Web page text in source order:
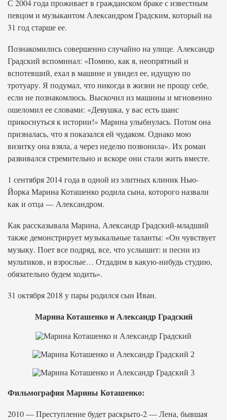
С 2004 года проживает в гражданском браке с известным
певцом и музыкантом Александром Градским, который на
31 год старше ее.
Познакомились совершенно случайно на улице. Александр
Градский вспоминал: «Помню, как я, неопрятный и
вспотевший, ехал в машине и увидел ее, идущую по
тротуару. Я подумал, что никогда в жизни не прощу себе,
если не познакомлюсь. Выскочил из машины и мгновенно
ошеломил ее словами: «Девушка, у вас есть шанс
прикоснуться к истории!» Марина улыбнулась. Потом она
призналась, что я показался ей чудаком. Однако мою
визитку она взяла, а через неделю позвонила». Их роман
развивался стремительно и вскоре они стали жить вместе.
1 сентября 2014 года в одной из элитных клиник Нью-
Йорка Марина Коташенко родила сына, которого назвали
как и отца — Александром.
Как рассказывала Марина, Александр Градский-младший
также демонстрирует музыкальные таланты: «Он чувствует
музыку. Поет все подряд, все, что услышит: и песни из
мультиков, и взрослые… Отдадим в какую-нибудь студию,
обязательно будем ходить».
31 октября 2018 у пары родился сын Иван.
Марина Коташенко и Александр Градский
Фильмография Марины Коташенко:
2010 — Преступление будет раскрыто-2 — Лена, бывшая